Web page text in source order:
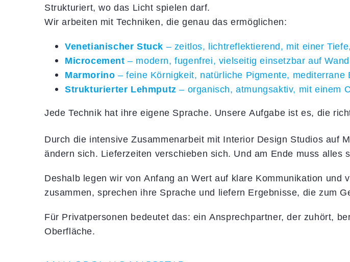
Strukturiert, wo das Licht spielen darf.
Wir arbeiten mit Techniken, die genau das ermöglichen:
Venetianischer Stuck – zeitlos, lichtreflektierend, mit einer
Microcement – modern, fugenfrei, vielseitig einsetzbar auf
Marmorino – feine Körnigkeit, natürliche Pigmente, mediterrane
Strukturierter Lehmputz – organisch, atmungsaktiv, mit einem
Jede Technik hat ihre eigene Sprache. Unsere Aufgabe ist es, die
Durch die intensive Zusammenarbeit mit Interior Design Studios auf
ändern sich. Lieferzeiten verschieben sich. Und am Ende muss alles
Deshalb legen wir von Anfang an Wert auf klare Kommunikation
zusammen, sprechen ihre Sprache und liefern Ergebnisse, die zum
Für Privatpersonen bedeutet das: ein Ansprechpartner, der zuhört,
Oberfläche.